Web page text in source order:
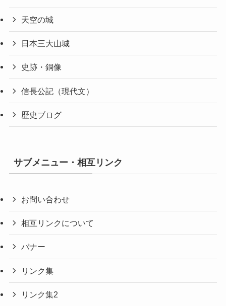
天空の城
日本三大山城
史跡・銅像
信長公記（現代文）
歴史ブログ
サブメニュー・相互リンク
お問い合わせ
相互リンクについて
バナー
リンク集
リンク集2